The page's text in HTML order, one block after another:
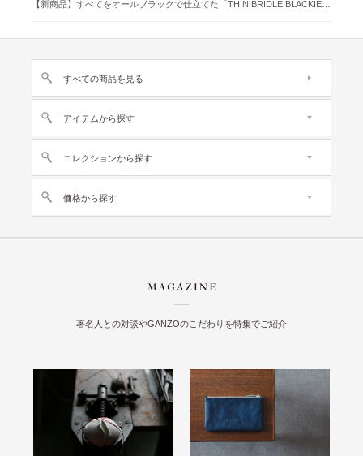
すべての商品を見る
アイテムから探す
コレクションから探す
価格から探す
著名人との対談やGANZOのこだわりを特集でご紹介